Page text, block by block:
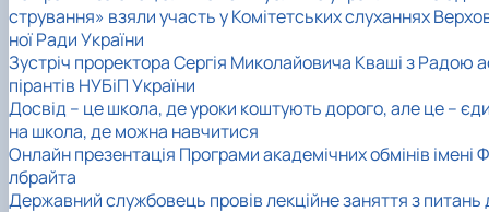
стрування» взяли участь у Комітетських слуханнях
ної Ради України
Зустріч проректора Сергія Миколайовича Кваші з Радою
пірантів НУБіП України
Досвід – це школа, де уроки коштують дорого, але це –
на школа, де можна навчитися
Онлайн презентація Програми академічних обмінів імені
лбрайта
Державний службовець провів лекційне заняття з питань